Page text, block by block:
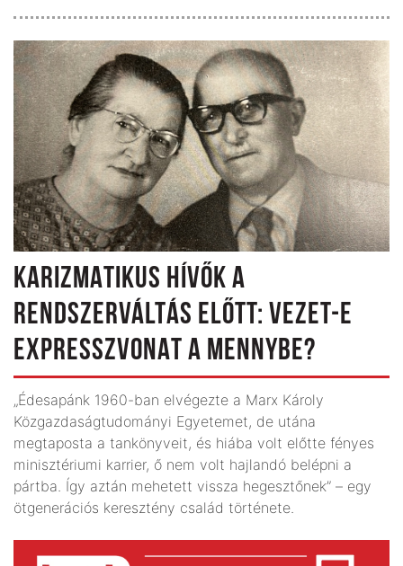
KARIZMATIKUS HÍVŐK A
RENDSZERVÁLTÁS ELŐTT: VEZET-E
EXPRESSZVONAT A MENNYBE?
„Édesapánk 1960-ban elvégezte a Marx Károly
Közgazdaságtudományi Egyetemet, de utána
megtaposta a tankönyveit, és hiába volt előtte fényes
minisztériumi karrier, ő nem volt hajlandó belépni a
pártba. Így aztán mehetett vissza hegesztőnek” – egy
ötgenerációs keresztény család története.